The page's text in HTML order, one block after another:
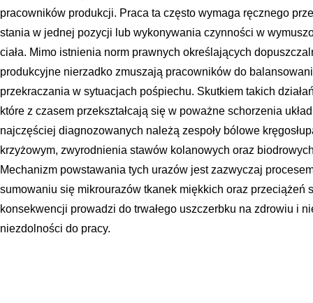
pracowników produkcji. Praca ta często wymaga ręcznego
stania w jednej pozycji lub wykonywania czynności w
ciała. Mimo istnienia norm prawnych określających
produkcyjne nierzadko zmuszają pracowników do
przekraczania w sytuacjach pośpiechu. Skutkiem takich
które z czasem przekształcają się w poważne schorzenia
najczęściej diagnozowanych należą zespoły bólowe
krzyżowym, zwyrodnienia stawów kolanowych oraz
Mechanizm powstawania tych urazów jest zazwyczaj
sumowaniu się mikrourazów tkanek miękkich oraz przeciążeń
konsekwencji prowadzi do trwałego uszczerbku na zdrowiu i
niezdolności do pracy.